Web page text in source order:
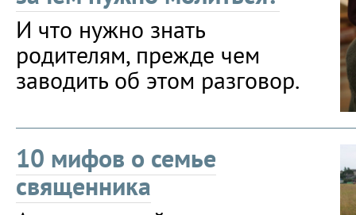
И что нужно знать
родителям, прежде чем
заводить об этом разговор.
10 мифов о семье
священника